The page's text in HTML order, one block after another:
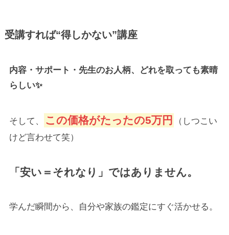
受講すれば“得しかない”講座
内容・サポート・先生のお人柄、どれを取っても素晴
らしい✨
そして、 この価格がたったの5万円
（しつこい
けど言わせて笑）
「安い＝それなり」ではありません。
学んだ瞬間から、自分や家族の鑑定にすぐ活かせる。